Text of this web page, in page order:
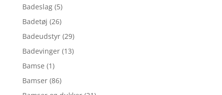
Badeslag (5)
Badetøj (26)
Badeudstyr (29)
Badevinger (13)
Bamse (1)
Bamser (86)